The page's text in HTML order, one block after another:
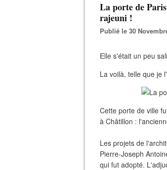
La porte de
rajeuni !
Publié le 30
Elle s'était un peu
La voilà, telle que je
Cette porte de ville
à Châtillon :
Les projets de
Pierre-Joseph
qui fut adopté.